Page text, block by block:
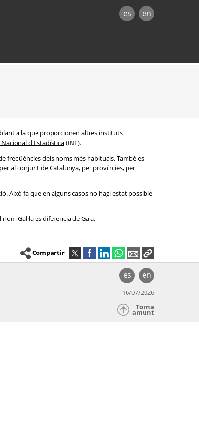
es en
a la que proporcionen altres instituts
d'Estadística(INE).
freqüències dels noms més habituals. També es
al conjunt de Catalunya, per províncies, per
Això fa que en alguns casos no hagi estat possible
Gal·la es diferencia de Gala.
Compartir
es en
16/07/2026
Torna
amunt